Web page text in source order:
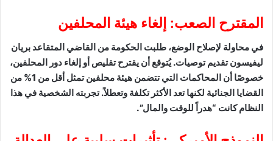
المقترح الصعب: إلغاء هيئة المحلفين
في محاولة لإصلاح الوضع، طلبت الحكومة من القاضي المتقاعد بريان
ليفيسون تقديم توصيات. يُتوقع أن يقترح تقليص أو إلغاء دور المحلفين،
خصوصًا أن المحاكمات التي تتضمن هيئة محلفين تمثل أقل من 1% من
القضايا الجنائية لكنها تعد الأكثر تكلفة وتعطلاً. تجربته الشخصية في هذا
النظام كانت “هدراً للوقت والمال”.